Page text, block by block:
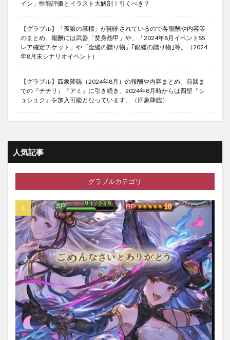
イン」性能評価とイラスト大解剖！引くべき？
【グラブル】「孤狼の墓標」が開催されているので各報酬や内容等
のまとめ。報酬には武器「焚身怨甲」や、「2024年8月イベントSS
レア確定チケット」や「金緩の贈り物」｢銀緩の贈り物｣等。（2024
年8月末シナリオイベント）
【グラブル】四象降臨（2024年8月）の報酬や内容まとめ。前回ま
での『チチリ』『アミ』に引き続き、2024年8月時からは四聖『シ
ュシュク』を加入可能となっています。（四象降臨）
人気記事
グラブルカテゴリ